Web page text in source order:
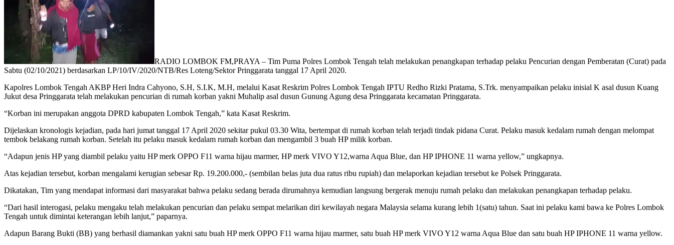
RADIO LOMBOK FM,PRAYA – Tim Puma Polres Lombok Tengah telah melakukan penangkapan terhadap pelaku Pencurian dengan Pemberatan (Curat) pada
Sabtu (02/10/2021) berdasarkan LP/10/IV/2020/NTB/Res Loteng/Sektor Pringgarata tanggal 17 April 2020.
Kapolres Lombok Tengah AKBP Heri Indra Cahyono, S.H, S.I.K, M.H, melalui Kasat Reskrim Polres Lombok Tengah IPTU Redho Rizki Pratama, S.Trk. menyampaikan pelaku inisial K asal dusun Kuang
Jukut desa Pringgarata telah melakukan pencurian di rumah korban yakni Muhalip asal dusun Gunung Agung desa Pringgarata kecamatan Pringgarata.
“Korban ini merupakan anggota DPRD kabupaten Lombok Tengah,” kata Kasat Reskrim.
Dijelaskan kronologis kejadian, pada hari jumat tanggal 17 April 2020 sekitar pukul 03.30 Wita, bertempat di rumah korban telah terjadi tindak pidana Curat. Pelaku masuk kedalam rumah dengan melompat
tembok belakang rumah korban. Setelah itu pelaku masuk kedalam rumah korban dan mengambil 3 buah HP milik korban.
“Adapun jenis HP yang diambil pelaku yaitu HP merk OPPO F11 warna hijau marmer, HP merk VIVO Y12,warna Aqua Blue, dan HP IPHONE 11 warna yellow,” ungkapnya.
Atas kejadian tersebut, korban mengalami kerugian sebesar Rp. 19.200.000,- (sembilan belas juta dua ratus ribu rupiah) dan melaporkan kejadian tersebut ke Polsek Pringgarata.
Dikatakan, Tim yang mendapat informasi dari masyarakat bahwa pelaku sedang berada dirumahnya kemudian langsung bergerak menuju rumah pelaku dan melakukan penangkapan terhadap pelaku.
“Dari hasil interogasi, pelaku mengaku telah melakukan pencurian dan pelaku sempat melarikan diri kewilayah negara Malaysia selama kurang lebih 1(satu) tahun. Saat ini pelaku kami bawa ke Polres Lombok
Tengah untuk dimintai keterangan lebih lanjut,” paparnya.
Adapun Barang Bukti (BB) yang berhasil diamankan yakni satu buah HP merk OPPO F11 warna hijau marmer, satu buah HP merk VIVO Y12 warna Aqua Blue dan satu buah HP IPHONE 11 warna yellow.